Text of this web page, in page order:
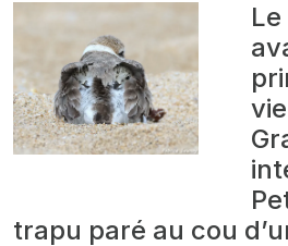
trapu paré au cou